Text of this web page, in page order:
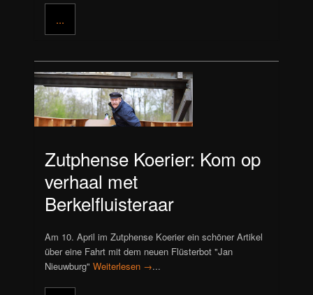
...
Zutphense Koerier: Kom op
verhaal met
Berkelfluisteraar
Am 10. April im Zutphense Koerier ein schöner Artikel
über eine Fahrt mit dem neuen Flüsterbot "Jan
Nieuwburg"Weiterlesen →...